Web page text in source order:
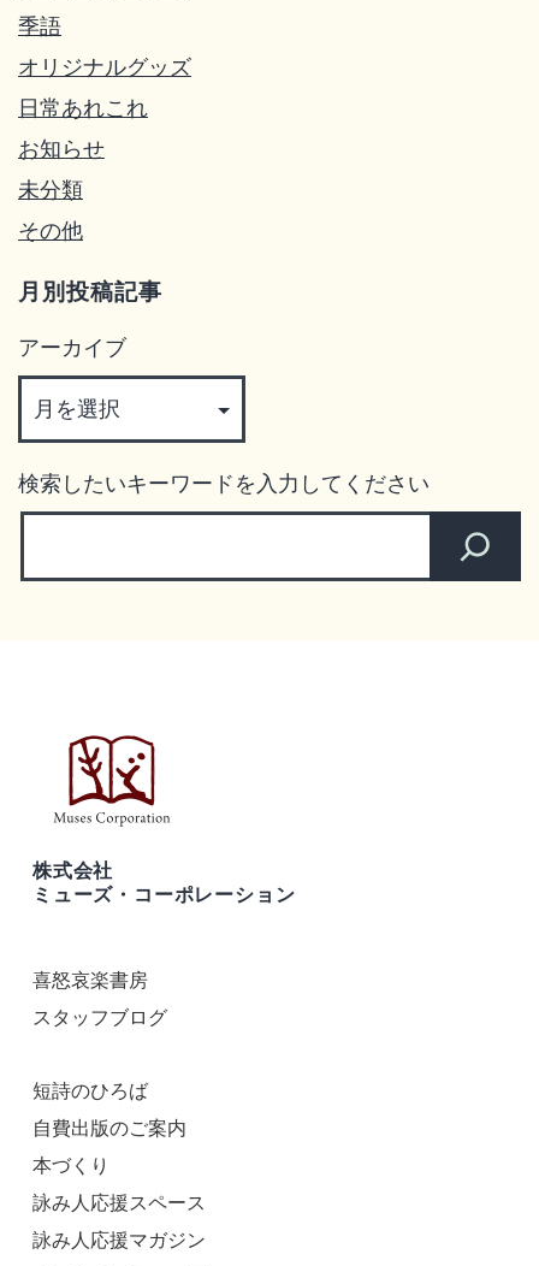
季語
オリジナルグッズ
日常あれこれ
お知らせ
未分類
その他
月別投稿記事
アーカイブ
検索したいキーワードを入力してください
株式会社
ミューズ・コーポレーション
喜怒哀楽書房
スタッフブログ
短詩のひろば
自費出版のご案内
本づくり
詠み人応援スペース
詠み人応援マガジン